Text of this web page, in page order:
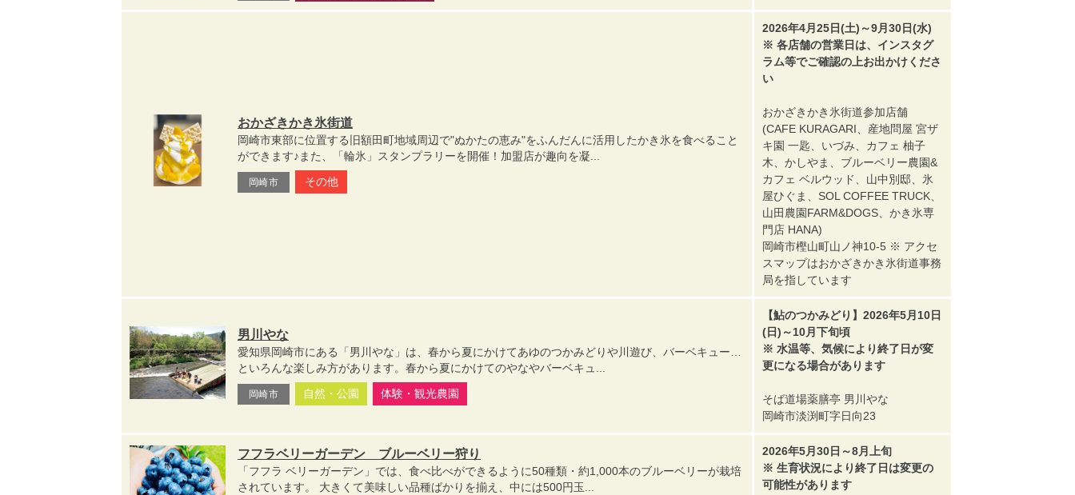
おかざきかき氷街道
岡崎市東部に位置する旧額田町地域周辺で"ぬかたの恵み"をふんだんに活用したかき氷を食べること
ができます♪また、「輪氷」スタンプラリーを開催！加盟店が趣向を凝...
岡崎市 その他
2026年4月25日(土)～9月30日(水)
※ 各店舗の営業日は、インスタグ
ラム等でご確認の上お出かけくださ
い
おかざきかき氷街道参加店舗
(CAFE KURAGARI、産地問屋 宮ザ
キ園 一匙、いづみ、カフェ 柚子
木、かしやま、ブルーベリー農園&
カフェ ベルウッド、山中別邸、氷
屋ひぐま、SOL COFFEE TRUCK、
山田農園FARM&DOGS、かき氷専
門店 HANA)
岡崎市樫山町山ノ神10-5 ※ アクセ
スマップはおかざきかき氷街道事務
局を指しています
男川やな
愛知県岡崎市にある「男川やな」は、春から夏にかけてあゆのつかみどりや川遊び、バーベキュー…
といろんな楽しみ方があります。春から夏にかけてのやなやバーベキュ...
岡崎市 自然・公園 体験・観光農園
【鮎のつかみどり】2026年5月10日
(日)～10月下旬頃
※ 水温等、気候により終了日が変
更になる場合があります
そば道場薬膳亭 男川やな
岡崎市淡渕町字日向23
フフラベリーガーデン ブルーベリー狩り
「フフラ ベリーガーデン」では、食べ比べができるように50種類・約1,000本のブルーベリーが栽培
されています。 大きくて美味しい品種ばかりを揃え、中には500円玉...
2026年5月30日～8月上旬
※ 生育状況により終了日は変更の
可能性があります